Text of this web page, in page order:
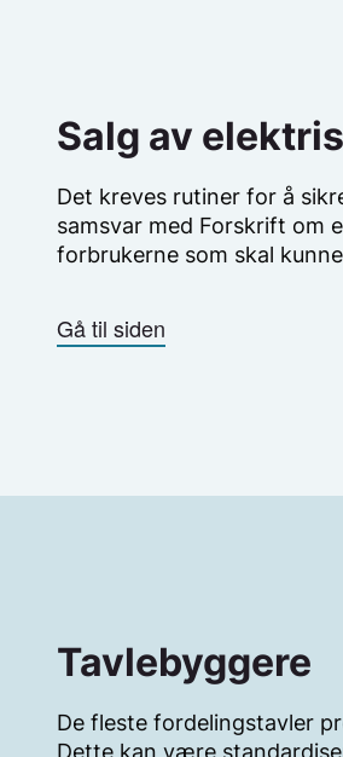
Salg av
Det kreves rutiner for å
samsvar med Forskrift om
forbrukerne som skal
Gå til siden
Tavlebyggere
De fleste fordelingstavler
Dette kan være